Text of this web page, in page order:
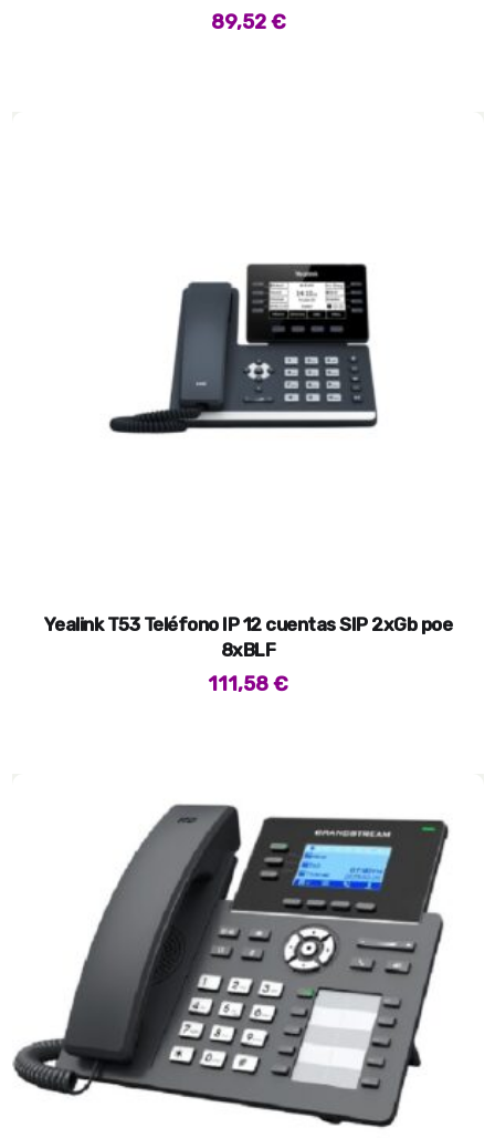
89,52€
Yealink T53 Teléfono IP 12 cuentas SIP 2xGb poe
8xBLF
111,58€